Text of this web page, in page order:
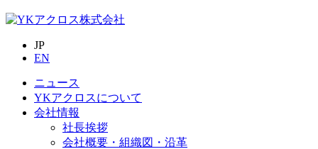
JP
EN
ニュース
YKアクロスについて
会社情報
社長挨拶
会社概要・組織図・沿革